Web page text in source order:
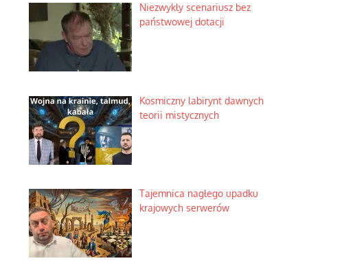
Niezwykły scenariusz bez
państwowej dotacji
Kosmiczny labirynt dawnych
teorii mistycznych
Tajemnica nagłego upadku
krajowych serwerów